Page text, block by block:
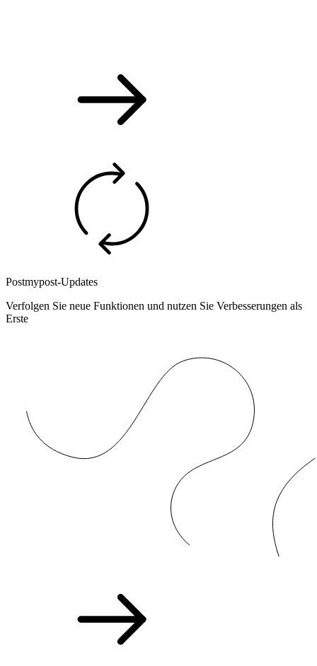
Postmypost-Updates
Verfolgen Sie neue Funktionen und nutzen Sie Verbesserungen als
Erste